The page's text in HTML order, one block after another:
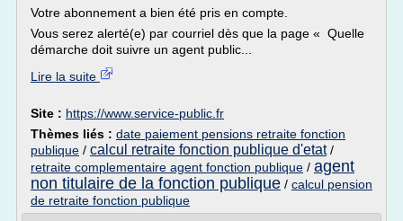
Votre abonnement a bien été pris en compte.
Vous serez alerté(e) par courriel dès que la page « Quelle
démarche doit suivre un agent public...
Lire la suite
Site : https://www.service-public.fr
Thèmes liés : date paiement pensions retraite fonction
publique / calcul retraite fonction publique d'etat/
retraite complementaire agent fonction publique / agent
non titulaire de la fonction publique / calcul pension
de retraite fonction publique